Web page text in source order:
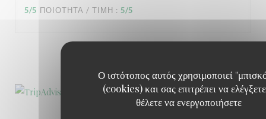
Ο ιστότοπος αυτός χρησιμοποιεί
(cookies) και σας επιτρέπει να ελέγξετε
θέλετε να ενεργοποιήσετε
5/5 ΠΟΙΌΤΗΤΑ / ΤΙΜΉ : 5/5